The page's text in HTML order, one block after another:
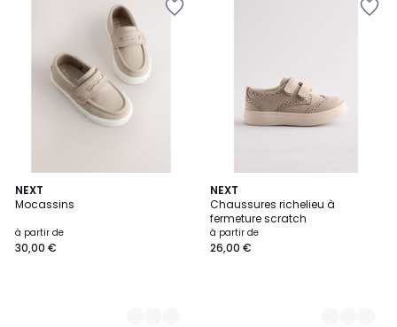
NEXT
Mocassins
à partir de
30,00 €
2
Couleurs
NEXT
Chaussures richelieu à
fermeture scratch
à partir de
26,00 €
3
Couleurs